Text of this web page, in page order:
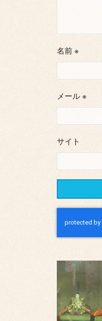
名前※
メール※
サイト